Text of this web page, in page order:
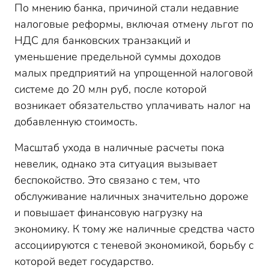
По мнению банка, причиной стали недавние
налоговые реформы, включая отмену льгот по
НДС для банковских транзакций и
уменьшение предельной суммы доходов
малых предприятий на упрощенной налоговой
системе до 20 млн руб, после которой
возникает обязательство уплачивать налог на
добавленную стоимость.
Масштаб ухода в наличные расчеты пока
невелик, однако эта ситуация вызывает
беспокойство. Это связано с тем, что
обслуживание наличных значительно дороже
и повышает финансовую нагрузку на
экономику. К тому же наличные средства часто
ассоциируются с теневой экономикой, борьбу с
которой ведет государство.